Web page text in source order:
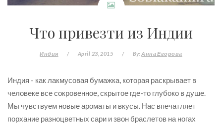
Что привезти из Индии
Индия / April 23, 2015 / By:Анна Егорова
Индия - как лакмусовая бумажка, которая раскрывает в
человеке все сокровенное, скрытое где-то глубоко в душе.
Мы чувствуем новые ароматы и вкусы. Нас впечатляет
порхание разноцветных сари и звон браслетов на ногах